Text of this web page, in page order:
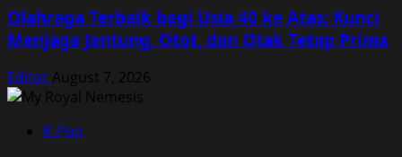
Olahraga Terbaik bagi Usia 40 ke Atas: Kunci
Menjaga Jantung, Otot, dan Otak Tetap Prima
Editor August 7, 2026
K-Pop